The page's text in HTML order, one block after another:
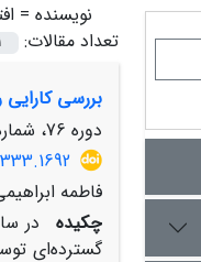
نویسنده =
تعداد مقالات:
بررسی
دوره 76، شماره 2، تابستان 1402، صفحه
فاطمه
چکیده
در
گسترده‌ای